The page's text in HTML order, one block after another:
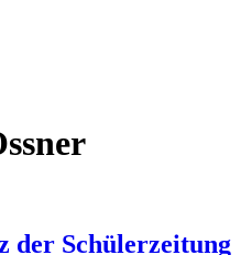
der Schülerzeitung